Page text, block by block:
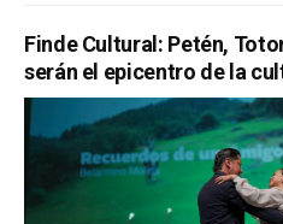
Finde Cultural: Petén,
serán el epicentro de la